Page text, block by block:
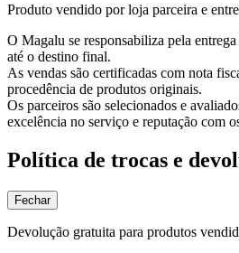
Produto vendido por loja parceira e
O Magalu se responsabiliza pela
até o destino final.
As vendas são certificadas com nota
procedência de produtos originais.
Os parceiros são selecionados e
excelência no serviço e reputação com
Política de trocas e
Fechar
Devolução gratuita para produtos